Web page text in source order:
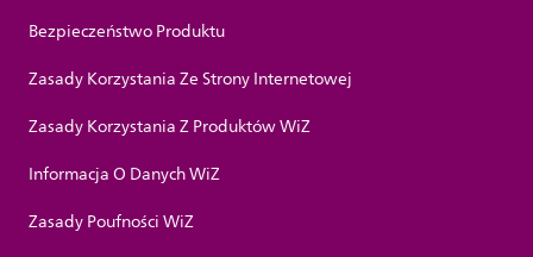
Bezpieczeństwo Produktu
Zasady Korzystania Ze Strony Internetowej
Zasady Korzystania Z Produktów WiZ
Informacja O Danych WiZ
Zasady Poufności WiZ